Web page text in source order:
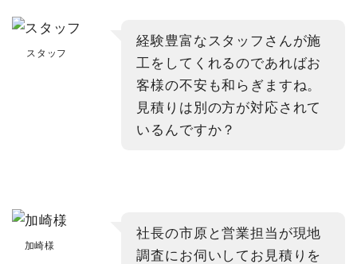
スタッフ
経験豊富なスタッフさんが施
工をしてくれるのであればお
客様の不安も和らぎますね。
見積りは別の方が対応されて
いるんですか？
加崎様
社長の市原と営業担当が現地
調査にお伺いしてお見積りを